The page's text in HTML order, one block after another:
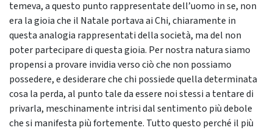
temeva, a questo punto rappresentate dell’uomo in se, non
era la gioia che il Natale portava ai Chi, chiaramente in
questa analogia rappresentati della società, ma del non
poter partecipare di questa gioia. Per nostra natura siamo
propensi a provare invidia verso ciò che non possiamo
possedere, e desiderare che chi possiede quella determinata
cosa la perda, al punto tale da essere noi stessi a tentare di
privarla, meschinamente intrisi dal sentimento più debole
che si manifesta più fortemente. Tutto questo perché il più